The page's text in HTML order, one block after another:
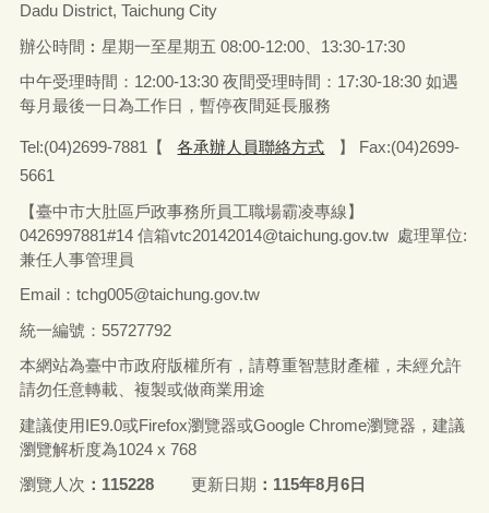
Dadu District, Taichung City
辦公時間︰星期一至星期五 08:00-12:00、13:30-17:30
中午受理時間：12:00-13:30 夜間受理時間：17:30-18:30 如遇
每月最後一日為工作日，暫停夜間延長服務
Tel:(04)2699-7881【 各承辦人員聯絡方式
】 Fax:(04)2699-
5661
【臺中市大肚區戶政事務所員工職場霸凌專線】
0426997881#14 信箱vtc20142014@taichung.gov.tw 處理單位:
兼任人事管理員
Email：tchg005@taichung.gov.tw
統一編號：55727792
本網站為臺中市政府版權所有，請尊重智慧財產權，未經允許
請勿任意轉載、複製或做商業用途
建議使用IE9.0或Firefox瀏覽器或Google Chrome瀏覽器，建議
瀏覽解析度為1024 x 768
瀏覽人次
115228 更新日期 115年8月6日